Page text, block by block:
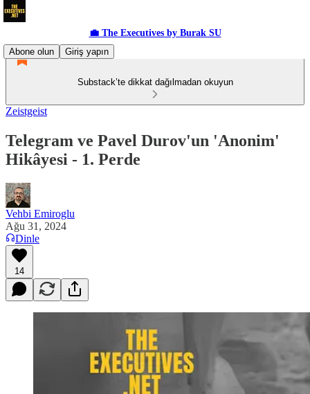
💼 The Executives by Burak SU
Abone olun
Giriş yapın
Substack’te dikkat dağılmadan okuyun
Zeistgeist
Telegram ve Pavel Durov'un 'Anonim'
Hikâyesi - 1. Perde
Vehbi Emiroglu
Ağu 31, 2024
Dinle
14